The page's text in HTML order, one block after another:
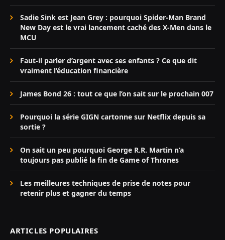
Sadie Sink est Jean Grey : pourquoi Spider-Man Brand
New Day est le vrai lancement caché des X-Men dans le
MCU
Faut-il parler d’argent avec ses enfants ? Ce que dit
vraiment l’éducation financière
James Bond 26 : tout ce que l’on sait sur le prochain 007
Pourquoi la série GIGN cartonne sur Netflix depuis sa
sortie ?
On sait un peu pourquoi George R.R. Martin n’a
toujours pas publié la fin de Game of Thrones
Les meilleures techniques de prise de notes pour
retenir plus et gagner du temps
ARTICLES POPULAIRES